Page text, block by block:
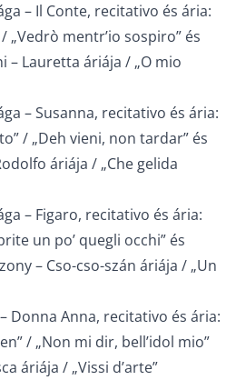
– Il Conte, recitativo és ária:
„Vedrò mentr’io sospiro” és
– Lauretta áriája / „O mio
– Susanna, recitativo és ária:
/ „Deh vieni, non tardar” és
áriája / „Che gelida
– Figaro, recitativo és ária:
un po’ quegli occhi” és
– Cso-cso-szán áriája / „Un
Donna Anna, recitativo és ária:
/ „Non mi dir, bell’idol mio”
áriája / „Vissi d’arte”